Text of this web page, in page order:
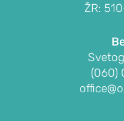
ŽR:
(060)